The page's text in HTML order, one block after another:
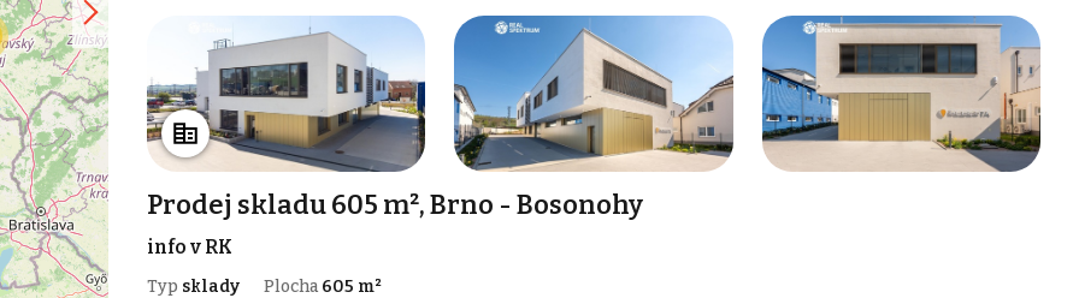
Prodej skladu 605 m², Brno - Bosonohy
info v RK
Typ sklady Plocha 605 m²